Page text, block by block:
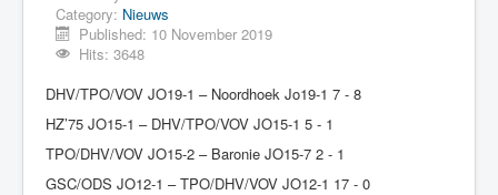
Category: Nieuws
Published: 10 November 2019
Hits: 3648
DHV/TPO/VOV JO19-1 – Noordhoek Jo19-1 7 - 8
HZ’75 JO15-1 – DHV/TPO/VOV JO15-1 5 - 1
TPO/DHV/VOV JO15-2 – Baronie JO15-7 2 - 1
GSC/ODS JO12-1 – TPO/DHV/VOV JO12-1 17 - 0